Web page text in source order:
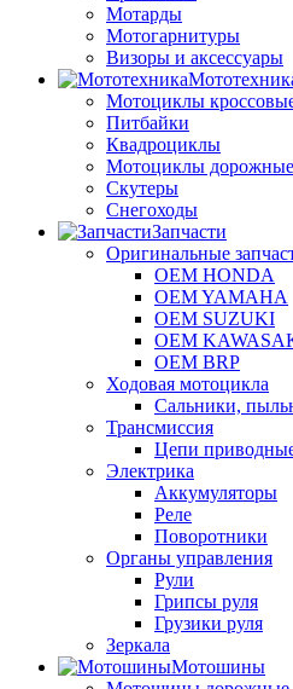
Мотарды
Мотогарнитуры
Визоры и аксессуары
Мотоциклы
Питбайки
Квадроциклы
Мотоциклы дорожные
Скутеры
Снегоходы
Запчасти
Оригинальные
OEM HONDA
OEM YAMAHA
OEM SUZUKI
OEM
OEM BRP
Ходовая мотоцикла
Сальники,
Трансмиссия
Цепи
Электрика
Аккумуляторы
Реле
Поворотники
Органы управления
Рули
Грипсы руля
Грузики руля
Зеркала
Мотошины